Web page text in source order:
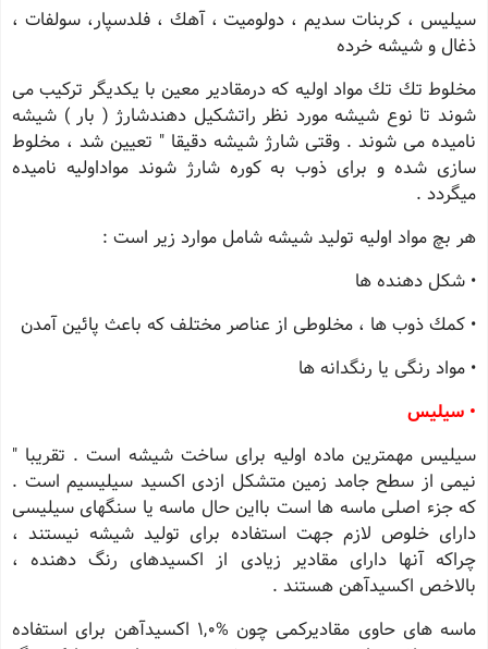
سیلیس ، كربنات سدیم ، دولومیت ، آهك ، فلدسپار، سولفات ،
ذغال و شیشه خرده
مخلوط تك تك مواد اولیه كه درمقادیر معین با یكدیگر تركیب می
شوند تا نوع شیشه مورد نظر راتشكیل دهندشارژ ( بار ) شیشه
نامیده می شوند . وقتی شارژ شیشه دقیقا " تعیین شد ، مخلوط
سازی شده و برای ذوب به كوره شارژ شوند مواداولیه نامیده
میگردد .
هر بچ مواد اولیه تولید شیشه شامل موارد زیر است :
• شكل دهنده ها
• كمك ذوب ها ، مخلوطی از عناصر مختلف كه باعث پائین آمدن
• مواد رنگی یا رنگدانه ها
• سیلیس
سیلیس مهمترین ماده اولیه برای ساخت شیشه است . تقریبا "
نیمی از سطح جامد زمین متشكل ازدی اكسید سیلیسیم است .
كه جزء اصلی ماسه ها است بااین حال ماسه یا سنگهای سیلیسی
دارای خلوص لازم جهت استفاده برای تولید شیشه نیستند ،
چراكه آنها دارای مقادیر زیادی از اكسیدهای رنگ دهنده ،
بالاخص اكسیدآهن هستند .
ماسه های حاوی مقادیركمی چون %1,0 اكسیدآهن برای استفاده